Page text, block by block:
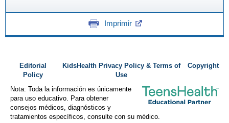
Imprimir
Editorial
Policy
KidsHealth Privacy Policy & Terms of
Use
Copyright
Nota: Toda la información es únicamente
para uso educativo. Para obtener
consejos médicos, diagnósticos y
tratamientos específicos, consulte con su médico.